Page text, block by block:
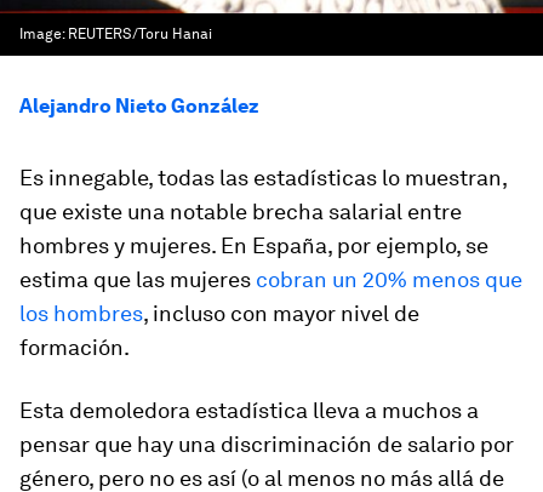
Image: REUTERS/Toru Hanai
Alejandro Nieto González
Es innegable, todas las estadísticas lo muestran,
que existe una notable brecha salarial entre
hombres y mujeres. En España, por ejemplo, se
estima que las mujeres cobran un 20% menos que
los hombres, incluso con mayor nivel de
formación.
Esta demoledora estadística lleva a muchos a
pensar que hay una discriminación de salario por
género, pero no es así (o al menos no más allá de